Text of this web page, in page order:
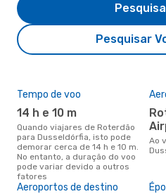
Pesquisar
Tempo de voo
14 h e 10 m
Quando viajares de Roterdão
para Dusseldórfia, isto pode
demorar cerca de 14 h e 10 m.
No entanto, a duração do voo
pode variar devido a outros
fatores
Rotterdam The Hague
Ao voar de Roterdão para
Aeroportos de destino